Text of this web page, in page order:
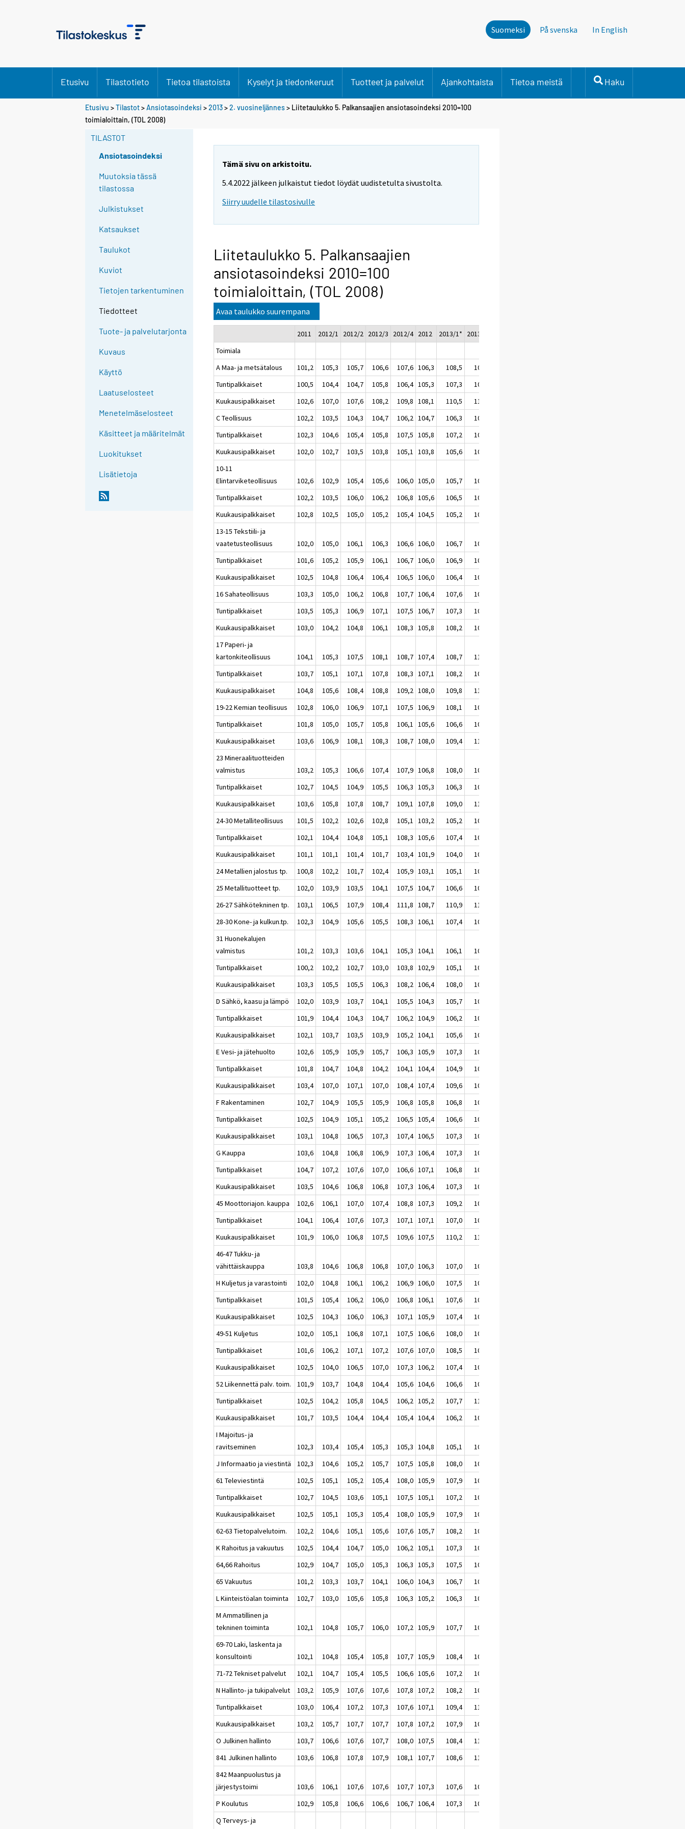
Suomeksi På svenska In English
Etusivu Tilastotieto Tietoa tilastoista Kyselyt ja tiedonkeruut Tuotteet ja palvelut Ajankohtaista Tietoa meistä Haku
Etusivu >Tilastot>Ansiotasoindeksi >2013>2. vuosineljännes> Liitetaulukko 5. Palkansaajien ansiotasoindeksi 2010=100
toimialoittain, (TOL 2008)
TILASTOT
Ansiotasoindeksi
Muutoksia tässä
tilastossa
Julkistukset
Katsaukset
Taulukot
Kuviot
Tietojen tarkentuminen
Tiedotteet
Tuote- ja palvelutarjonta
Kuvaus
Käyttö
Laatuselosteet
Menetelmäselosteet
Käsitteet ja määritelmät
Luokitukset
Lisätietoja
Tämä sivu on arkistoitu.
5.4.2022 jälkeen julkaistut tiedot löydät uudistetulta sivustolta.
Siirry uudelle tilastosivulle
Liitetaulukko 5. Palkansaajien
ansiotasoindeksi 2010=100
toimialoittain, (TOL 2008)
Avaa taulukko suurempana
2011 2012/1 2012/2 2012/3 2012/4 2012 2013/1*
2013/2*
Toimiala
A Maa- ja metsätalous
101,2 105,3 105,7 106,6 107,6 106,3 108,5
108,6
Tuntipalkkaiset
100,5 104,4 104,7 105,8 106,4 105,3 107,3
107,2
Kuukausipalkkaiset
102,6 107,0 107,6 108,2 109,8 108,1 110,5
111,0
C Teollisuus
102,2 103,5 104,3 104,7 106,2 104,7 106,3
106,9
Tuntipalkkaiset
102,3 104,6 105,4 105,8 107,5 105,8 107,2
108,0
Kuukausipalkkaiset
102,0 102,7 103,5 103,8 105,1 103,8 105,6
106,1
10-11
Elintarviketeollisuus
102,6 102,9 105,4 105,6 106,0 105,0 105,7
107,5
Tuntipalkkaiset
102,2 103,5 106,0 106,2 106,8 105,6 106,5
108,6
Kuukausipalkkaiset
102,8 102,5 105,0 105,2 105,4 104,5 105,2
106,8
13-15 Tekstiili- ja
vaatetusteollisuus
102,0 105,0 106,1 106,3 106,6 106,0 106,7
108,4
Tuntipalkkaiset
101,6 105,2 105,9 106,1 106,7 106,0 106,9
108,4
Kuukausipalkkaiset
102,5 104,8 106,4 106,4 106,5 106,0 106,4
108,4
16 Sahateollisuus
103,3 105,0 106,2 106,8 107,7 106,4 107,6
108,8
Tuntipalkkaiset
103,5 105,3 106,9 107,1 107,5 106,7 107,3
109,1
Kuukausipalkkaiset
103,0 104,2 104,8 106,1 108,3 105,8 108,2
108,3
17 Paperi- ja
kartonkiteollisuus
104,1 105,3 107,5 108,1 108,7 107,4 108,7
110,0
Tuntipalkkaiset
103,7 105,1 107,1 107,8 108,3 107,1 108,2
109,5
Kuukausipalkkaiset
104,8 105,6 108,4 108,8 109,2 108,0 109,8
111,0
19-22 Kemian teollisuus
102,8 106,0 106,9 107,1 107,5 106,9 108,1
109,5
Tuntipalkkaiset
101,8 105,0 105,7 105,8 106,1 105,6 106,6
108,0
Kuukausipalkkaiset
103,6 106,9 108,1 108,3 108,7 108,0 109,4
110,9
23 Mineraalituotteiden
valmistus
103,2 105,3 106,6 107,4 107,9 106,8 108,0
109,3
Tuntipalkkaiset
102,7 104,5 104,9 105,5 106,3 105,3 106,3
108,2
Kuukausipalkkaiset
103,6 105,8 107,8 108,7 109,1 107,8 109,0
110,0
24-30 Metalliteollisuus
101,5 102,2 102,6 102,8 105,1 103,2 105,2
105,3
Tuntipalkkaiset
102,1 104,4 104,8 105,1 108,3 105,6 107,4
107,5
Kuukausipalkkaiset
101,1 101,1 101,4 101,7 103,4 101,9 104,0
104,1
24 Metallien jalostus tp.
100,8 102,2 101,7 102,4 105,9 103,1 105,1
105,2
25 Metallituotteet tp.
102,0 103,9 103,5 104,1 107,5 104,7 106,6
106,7
26-27 Sähkötekninen tp.
103,1 106,5 107,9 108,4 111,8 108,7 110,9
111,0
28-30 Kone- ja kulkun.tp.
102,3 104,9 105,6 105,5 108,3 106,1 107,4
107,5
31 Huonekalujen
valmistus
101,2 103,3 103,6 104,1 105,3 104,1 106,1
106,8
Tuntipalkkaiset
100,2 102,2 102,7 103,0 103,8 102,9 105,1
106,1
Kuukausipalkkaiset
103,3 105,5 105,5 106,3 108,2 106,4 108,0
108,2
D Sähkö, kaasu ja lämpö
102,0 103,9 103,7 104,1 105,5 104,3 105,7
105,8
Tuntipalkkaiset
101,9 104,4 104,3 104,7 106,2 104,9 106,2
106,3
Kuukausipalkkaiset
102,1 103,7 103,5 103,9 105,2 104,1 105,6
105,7
E Vesi- ja jätehuolto
102,6 105,9 105,9 105,7 106,3 105,9 107,3
108,0
Tuntipalkkaiset
101,8 104,7 104,8 104,2 104,1 104,4 104,9
106,0
Kuukausipalkkaiset
103,4 107,0 107,1 107,0 108,4 107,4 109,6
109,8
F Rakentaminen
102,7 104,9 105,5 105,9 106,8 105,8 106,8
107,6
Tuntipalkkaiset
102,5 104,9 105,1 105,2 106,5 105,4 106,6
107,3
Kuukausipalkkaiset
103,1 104,8 106,5 107,3 107,4 106,5 107,3
108,3
G Kauppa
103,6 104,8 106,8 106,9 107,3 106,4 107,3
108,1
Tuntipalkkaiset
104,7 107,2 107,6 107,0 106,6 107,1 106,8
108,5
Kuukausipalkkaiset
103,5 104,6 106,8 106,8 107,3 106,4 107,3
108,0
45 Moottoriajon. kauppa
102,6 106,1 107,0 107,4 108,8 107,3 109,2
109,9
Tuntipalkkaiset
104,1 106,4 107,6 107,3 107,1 107,1 107,0
108,9
Kuukausipalkkaiset
101,9 106,0 106,8 107,5 109,6 107,5 110,2
110,4
46-47 Tukku- ja
vähittäiskauppa
103,8 104,6 106,8 106,8 107,0 106,3 107,0
107,7
H Kuljetus ja varastointi
102,0 104,8 106,1 106,2 106,9 106,0 107,5
108,4
Tuntipalkkaiset
101,5 105,4 106,2 106,0 106,8 106,1 107,6
108,7
Kuukausipalkkaiset
102,5 104,3 106,0 106,3 107,1 105,9 107,4
108,2
49-51 Kuljetus
102,0 105,1 106,8 107,1 107,5 106,6 108,0
109,1
Tuntipalkkaiset
101,6 106,2 107,1 107,2 107,6 107,0 108,5
109,8
Kuukausipalkkaiset
102,5 104,0 106,5 107,0 107,3 106,2 107,4
108,4
52 Liikennettä palv. toim.
101,9 103,7 104,8 104,4 105,6 104,6 106,6
107,7
Tuntipalkkaiset
102,5 104,2 105,8 104,5 106,2 105,2 107,7
110,3
Kuukausipalkkaiset
101,7 103,5 104,4 104,4 105,4 104,4 106,2
106,9
I Majoitus- ja
ravitseminen
102,3 103,4 105,4 105,3 105,3 104,8 105,1
105,9
J Informaatio ja viestintä
102,3 104,6 105,2 105,7 107,5 105,8 108,0
108,2
61 Televiestintä
102,5 105,1 105,2 105,4 108,0 105,9 107,9
108,0
Tuntipalkkaiset
102,7 104,5 103,6 105,1 107,5 105,1 107,2
107,3
Kuukausipalkkaiset
102,5 105,1 105,3 105,4 108,0 105,9 107,9
108,0
62-63 Tietopalvelutoim.
102,2 104,6 105,1 105,6 107,6 105,7 108,2
108,4
K Rahoitus ja vakuutus
102,5 104,4 104,7 105,0 106,2 105,1 107,3
107,5
64,66 Rahoitus
102,9 104,7 105,0 105,3 106,3 105,3 107,5
107,7
65 Vakuutus
101,2 103,3 103,7 104,1 106,0 104,3 106,7
106,9
L Kiinteistöalan toiminta
102,7 103,0 105,6 105,8 106,3 105,2 106,3
107,8
M Ammatillinen ja
tekninen toiminta
102,1 104,8 105,7 106,0 107,2 105,9 107,7
108,4
69-70 Laki, laskenta ja
konsultointi
102,1 104,8 105,4 105,8 107,7 105,9 108,4
108,5
71-72 Tekniset palvelut
102,1 104,7 105,4 105,5 106,6 105,6 107,2
107,9
N Hallinto- ja tukipalvelut
103,2 105,9 107,6 107,6 107,8 107,2 108,2
109,4
Tuntipalkkaiset
103,0 106,4 107,2 107,3 107,6 107,1 109,4
110,1
Kuukausipalkkaiset
103,2 105,7 107,7 107,7 107,8 107,2 107,9
109,2
O Julkinen hallinto
103,7 106,6 107,6 107,7 108,0 107,5 108,4
110,0
841 Julkinen hallinto
103,6 106,8 107,8 107,9 108,1 107,7 108,6
110,1
842 Maanpuolustus ja
järjestystoimi
103,6 106,1 107,6 107,6 107,7 107,3 107,6
109,7
P Koulutus
102,9 105,8 106,6 106,6 106,7 106,4 107,3
108,6
Q Terveys- ja